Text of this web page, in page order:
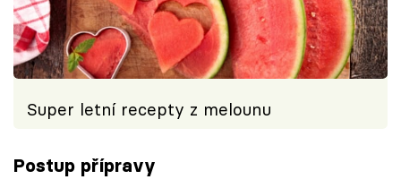
Super letní recepty z melounu
Postup přípravy